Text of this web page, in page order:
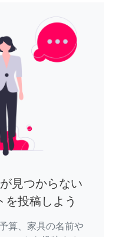
見つからない
を投稿しよう
算、家具の名前や